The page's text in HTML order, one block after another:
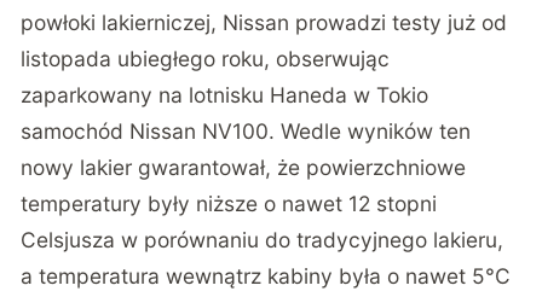
powłoki lakierniczej, Nissan prowadzi testy już od
listopada ubiegłego roku, obserwując
zaparkowany na lotnisku Haneda w Tokio
samochód Nissan NV100. Wedle wyników ten
nowy lakier gwarantował, że powierzchniowe
temperatury były niższe o nawet 12 stopni
Celsjusza w porównaniu do tradycyjnego lakieru,
a temperatura wewnątrz kabiny była o nawet 5°C